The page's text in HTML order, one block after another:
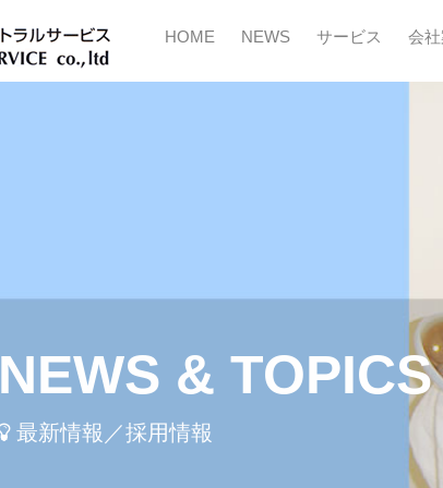
HOME NEWS サービス 会
NEWS & TOPICS
最新情報／採用情報